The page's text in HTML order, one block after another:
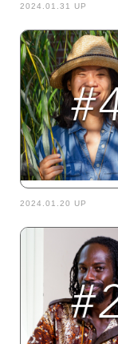
2024.01.31 UP
2024.01.20 UP